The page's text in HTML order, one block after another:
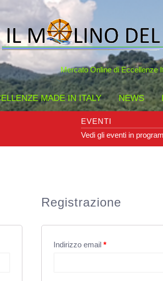
Mercato Online di Eccellenze
MADE IN ITALY NEWS
EVENTI
Vedi gli eventi in
Registrazione
Indirizzo email*